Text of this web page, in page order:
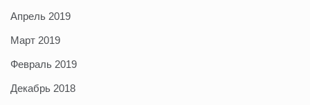
Апрель 2019
Март 2019
Февраль 2019
Декабрь 2018